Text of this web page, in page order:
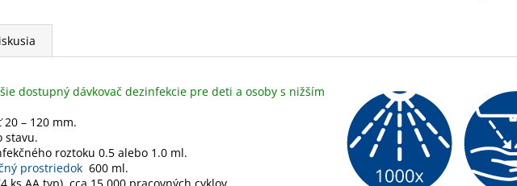
dostupný dávkovač dezinfekcie pre deti a osoby s nižším
– 120 mm.
stavu.
roztoku 0.5 alebo 1.0 ml.
prostriedok 600 ml.
ks AA typ), cca 15 000 pracovných cyklov.